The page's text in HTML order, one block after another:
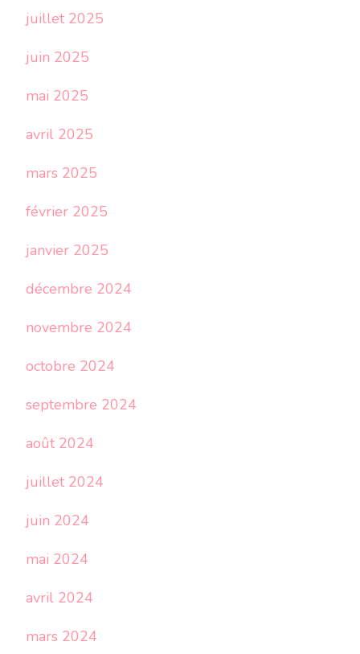
juillet 2025
juin 2025
mai 2025
avril 2025
mars 2025
février 2025
janvier 2025
décembre 2024
novembre 2024
octobre 2024
septembre 2024
août 2024
juillet 2024
juin 2024
mai 2024
avril 2024
mars 2024